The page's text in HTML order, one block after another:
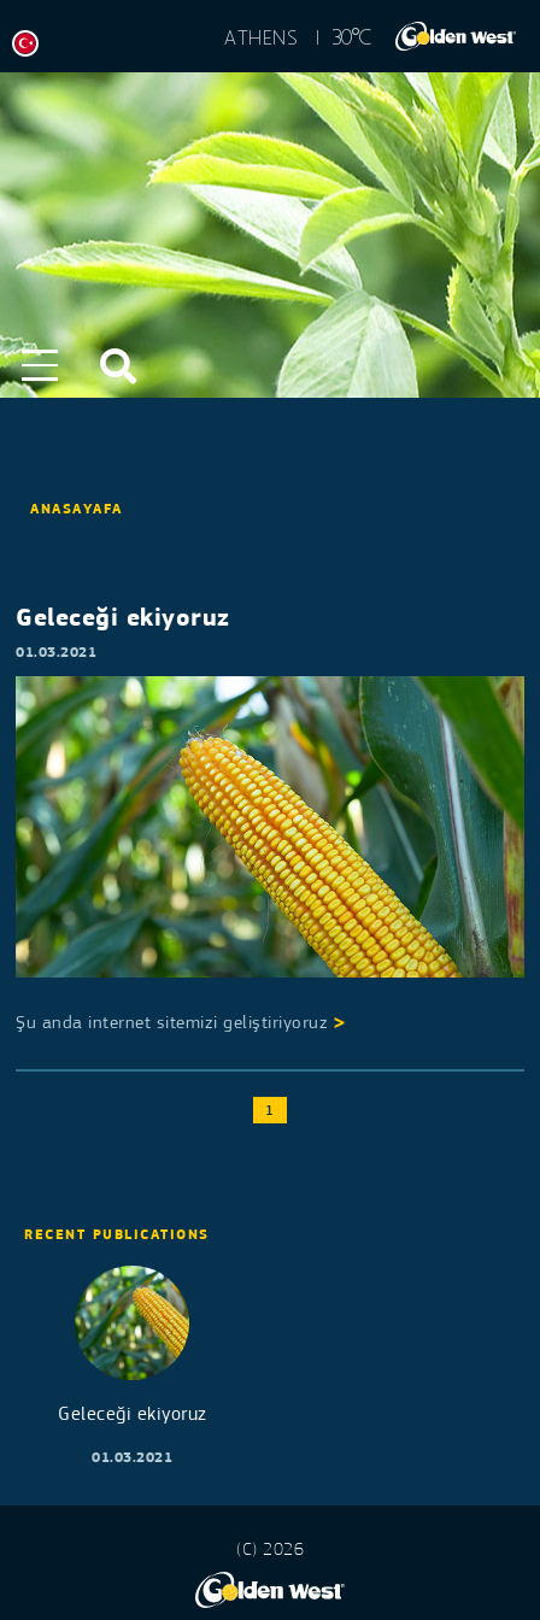
ATHENS | 30°C
ANASAYAFA
Geleceği ekiyoruz
01.03.2021
Şu anda internet sitemizi geliştiriyoruz
1
RECENT PUBLICATIONS
Geleceği ekiyoruz
01.03.2021
(C) 2026